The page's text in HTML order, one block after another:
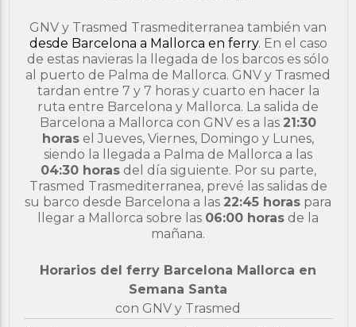
GNV y Trasmed Trasmediterranea también van
desde Barcelona a Mallorca en ferry. En el caso
de estas navieras la llegada de los barcos es sólo
al puerto de Palma de Mallorca. GNV y Trasmed
tardan entre 7 y 7 horas y cuarto en hacer la
ruta entre Barcelona y Mallorca. La salida de
Barcelona a Mallorca con GNV es a las 21:30
horas el Jueves, Viernes, Domingo y Lunes,
siendo la llegada a Palma de Mallorca a las
04:30 horasdel día siguiente. Por su parte,
Trasmed Trasmediterranea, prevé las salidas de
su barco desde Barcelona a las 22:45 horas para
llegar a Mallorca sobre las 06:00 horas de la
mañana.
Horarios del ferry Barcelona Mallorca en
Semana Santa
con GNV y Trasmed